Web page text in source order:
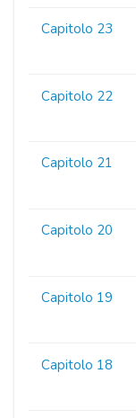
Capitolo 23
Capitolo 22
Capitolo 21
Capitolo 20
Capitolo 19
Capitolo 18